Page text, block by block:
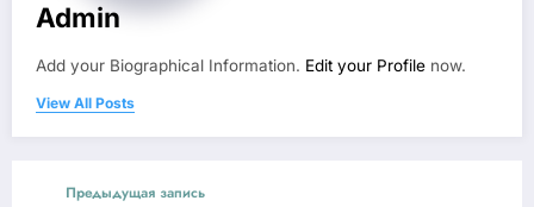
Admin
Add your Biographical Information. Edit your Profile now.
View All Posts
Предыдущая запись